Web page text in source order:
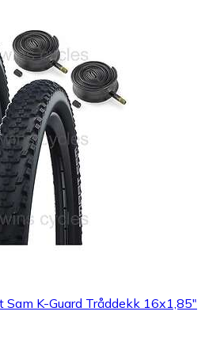
Sam K-Guard Tråddekk 16x1,85"